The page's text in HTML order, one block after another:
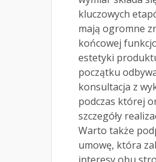
kluczowych
mają ogromne
końcowej
estetyki
początku
konsultacja z
podczas której
szczegóły
Warto także
umowę, która